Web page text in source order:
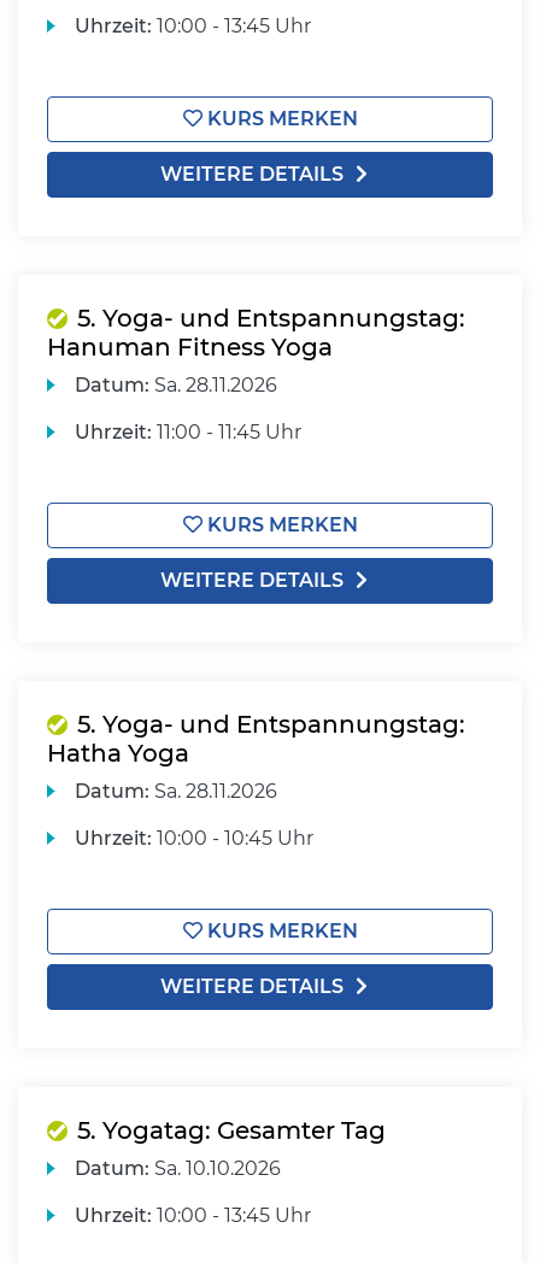
Uhrzeit: 10:00 - 13:45 Uhr
KURS MERKEN
WEITERE DETAILS
5. Yoga- und Entspannungstag:
Hanuman Fitness Yoga
Datum: Sa. 28.11.2026
Uhrzeit: 11:00 - 11:45 Uhr
KURS MERKEN
WEITERE DETAILS
5. Yoga- und Entspannungstag:
Hatha Yoga
Datum: Sa. 28.11.2026
Uhrzeit: 10:00 - 10:45 Uhr
KURS MERKEN
WEITERE DETAILS
5. Yogatag: Gesamter Tag
Datum: Sa. 10.10.2026
Uhrzeit: 10:00 - 13:45 Uhr